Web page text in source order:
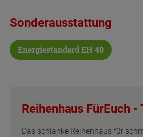
Sonderausstattung
Energiestandard EH 40
Reihenhaus FürEuch -
Das schlanke Reihenhaus für